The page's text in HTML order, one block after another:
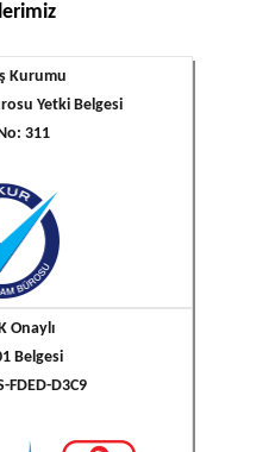
Kurumu
Yetki Belgesi
311
Onaylı
Belgesi
FDED-D3C9